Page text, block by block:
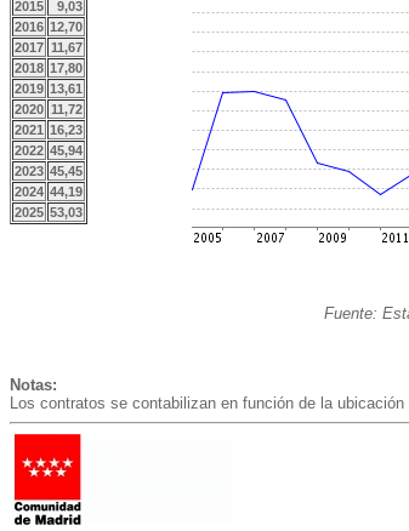
2015
9,03
2016 12,70
2017 11,67
2018 17,80
2019 13,61
2020 11,72
2021 16,23
2022 45,94
2023 45,45
2024 44,19
2025 53,03
Fuente:
Notas:
Los contratos se contabilizan en función de la